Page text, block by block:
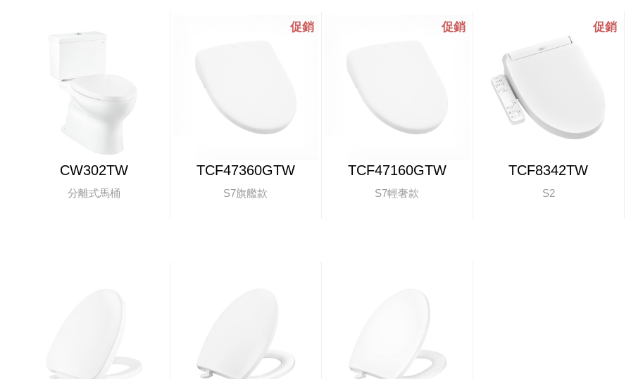
CW302TW
分離式馬桶
TCF47360GTW
S7旗艦款
TCF47160GTW
S7輕奢款
TCF8342TW
S2